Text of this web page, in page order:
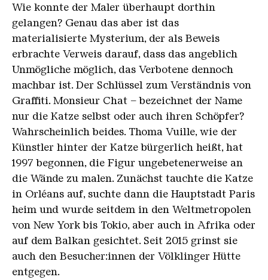
Wie konnte der Maler überhaupt dorthin
gelangen? Genau das aber ist das
materialisierte Mysterium, der als Beweis
erbrachte Verweis darauf, dass das angeblich
Unmögliche möglich, das Verbotene dennoch
machbar ist. Der Schlüssel zum Verständnis von
Graffiti. Monsieur Chat – bezeichnet der Name
nur die Katze selbst oder auch ihren Schöpfer?
Wahrscheinlich beides. Thoma Vuille, wie der
Künstler hinter der Katze bürgerlich heißt, hat
1997 begonnen, die Figur ungebetenerweise an
die Wände zu malen. Zunächst tauchte die Katze
in Orléans auf, suchte dann die Hauptstadt Paris
heim und wurde seitdem in den Weltmetropolen
von New York bis Tokio, aber auch in Afrika oder
auf dem Balkan gesichtet. Seit 2015 grinst sie
auch den Besucher:innen der Völklinger Hütte
entgegen.